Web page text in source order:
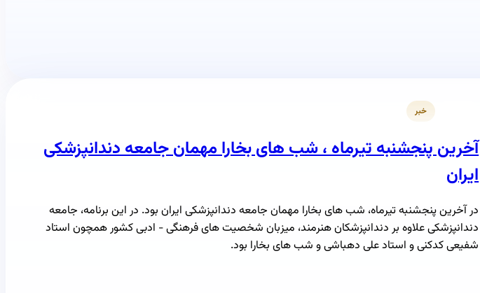
خبر
آخرین پنجشنبه تیرماه ، شب های بخارا مهمان جامعه دندانپزشکی
ایران
در آخرین پنجشنبه تیرماه، شب های بخارا مهمان جامعه دندانپزشکی ایران بود. در این برنامه، جامعه
دندانپزشکی علاوه بر دندانپزشکان هنرمند، میزبان شخصیت های فرهنگی - ادبی کشور همچون استاد
شفیعی کدکنی و استاد علی دهباشی و شب های بخارا بود.